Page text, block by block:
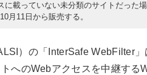
載っていない未分類のサイトだった
月11日から販売する。
）の「InterSafe WebFilter」
へのWebアクセスを中継する